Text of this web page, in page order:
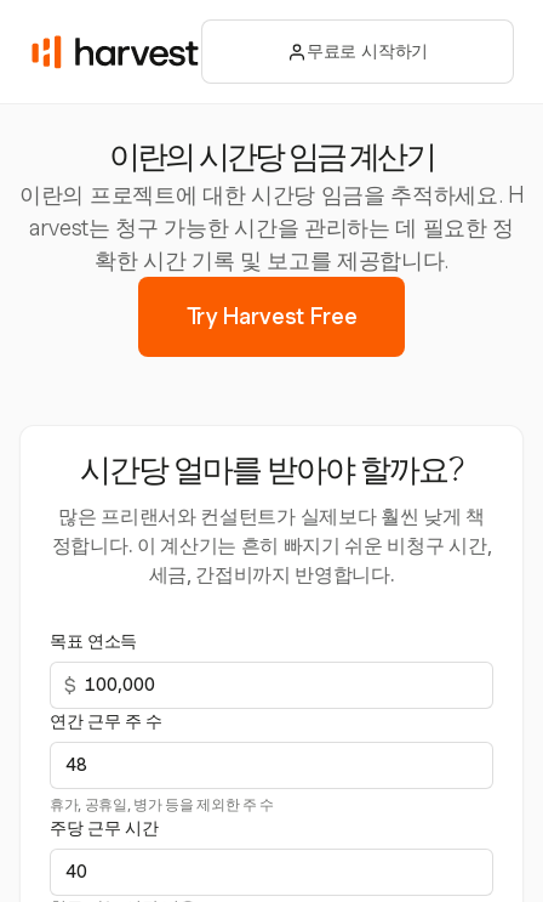
무료로 시작하기
이란의 시간당 임금 계산기
이란의 프로젝트에 대한 시간당 임금을 추적하세요. H
arvest는 청구 가능한 시간을 관리하는 데 필요한 정
확한 시간 기록 및 보고를 제공합니다.
Try Harvest Free
시간당 얼마를 받아야 할까요?
많은 프리랜서와 컨설턴트가 실제보다 훨씬 낮게 책
정합니다. 이 계산기는 흔히 빠지기 쉬운 비청구 시간,
세금, 간접비까지 반영합니다.
목표 연소득
$
연간 근무 주 수
휴가, 공휴일, 병가 등을 제외한 주 수
주당 근무 시간